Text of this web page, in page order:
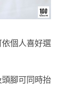
個人喜好選
腳可同時抬